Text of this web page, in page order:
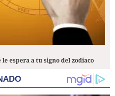
espera a tu signo del zodiaco